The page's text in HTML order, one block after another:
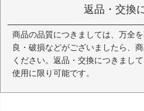
返品・交換
商品の品質につきましては、万全
良・破損などがございましたら、
ください。返品・交換につきまし
使用に限り可能です。